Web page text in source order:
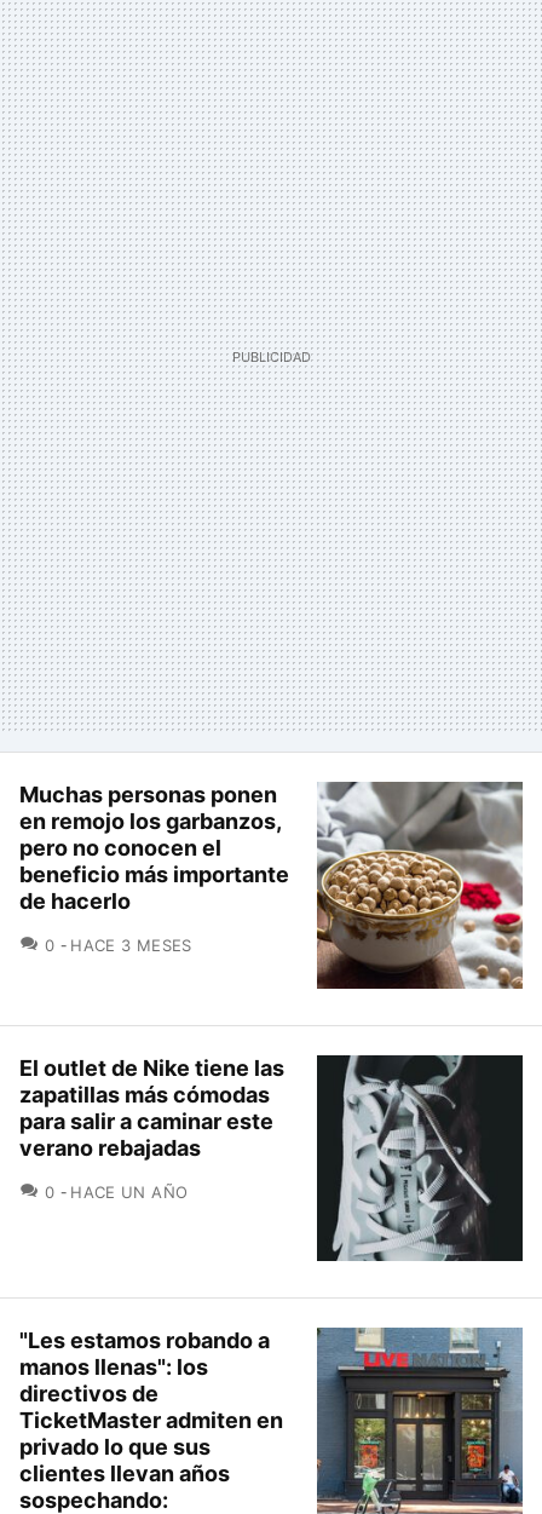
Muchas personas ponen
en remojo los garbanzos,
pero no conocen el
beneficio más importante
de hacerlo
0 COMENTARIOS
HACE 3 MESES
El outlet de Nike tiene las
zapatillas más cómodas
para salir a caminar este
verano rebajadas
0 COMENTARIOS
HACE UN AÑO
"Les estamos robando a
manos llenas": los
directivos de
TicketMaster admiten en
privado lo que sus
clientes llevan años
sospechando: